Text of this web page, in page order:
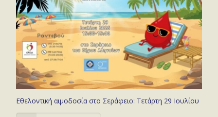
Εθελοντική αιμοδοσία στο Σεράφειο: Τετάρτη 29 Ιουλίου